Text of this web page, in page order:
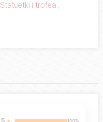
Statuetki i trofea ,
5 100%